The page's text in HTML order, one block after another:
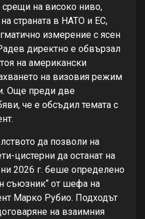
на високо ниво,
страната в НАТО и ЕС,
измерение с ясен
директно е обвързал
на американски
на визовия режим
Още преди две
че е обсъдил темата с
да позволи на
цистерни да останат на
2026 г. беше определено
съюзник“ от шефа на
Марко Рубио. Подходът
на взаимния